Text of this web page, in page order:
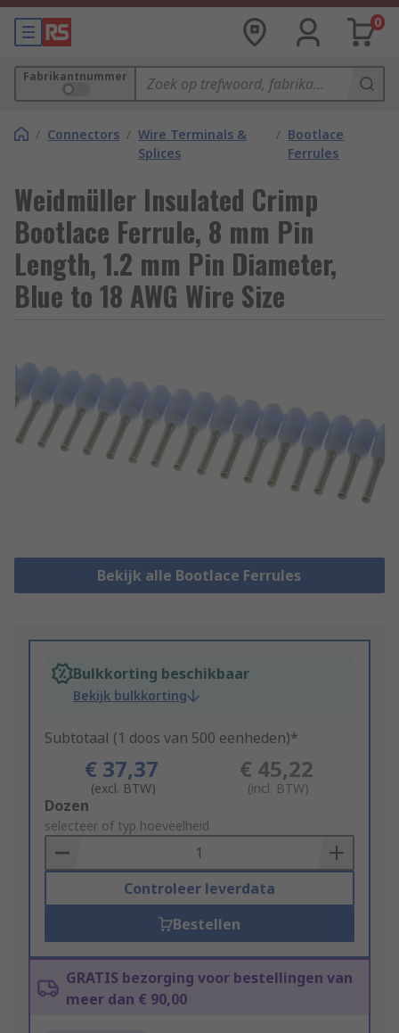
0
Fabrikantnummer
/ Connectors / Wire Terminals &
Splices
/ Bootlace
Ferrules
Weidmüller Insulated Crimp
Bootlace Ferrule, 8 mm Pin
Length, 1.2 mm Pin Diameter,
Blue to 18 AWG Wire Size
Bekijk alle Bootlace Ferrules
Bulkkorting beschikbaar
Bekijk bulkkorting
Subtotaal (1 doos van 500 eenheden)*
€ 37,37
(excl. BTW)
€ 45,22
(incl. BTW)
Add
to
Basket
Dozen
selecteer of typ hoeveelheid
Controleer leverdata
Bestellen
GRATIS bezorging voor bestellingen van
meer dan € 90,00